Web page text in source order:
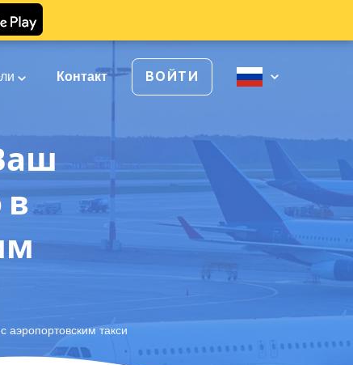
Контакт ВОЙТИ
в
такси